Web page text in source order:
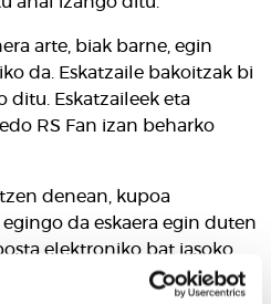
arte, biak barne, egin
da. Eskatzaile bakoitzak bi
ditu. Eskatzaileek eta
RS Fan izan beharko
denean, kupoa
da eskaera egin duten
elektroniko bat jasoko